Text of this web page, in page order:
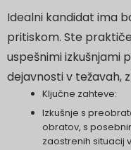
Idealni kandidat ima
pritiskom. Ste
uspešnimi izkušnjami
dejavnosti v težavah,
Ključne zahteve:
Izkušnje s
obratov, s
zaostrenih situacij